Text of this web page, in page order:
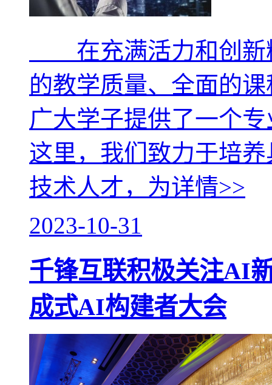
在充满活力和创新
的教学质量、全面的
广大学子提供了一个
这里，我们致力于培
技术人才，为详情>>
2023-10-31
千锋互联积极关注AI
成式AI构建者大会